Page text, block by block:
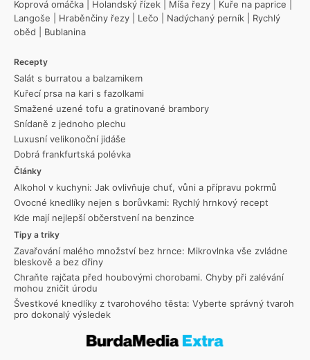
Koprová omáčka
Holandský řízek Míša řezy Kuře na paprice
Langoše
Hraběnčiny řezy Lečo Nadýchaný perník
Rychlý
oběd
Bublanina
Recepty
Salát s burratou a balzamikem
Kuřecí prsa na kari s fazolkami
Smažené uzené tofu a gratinované brambory
Snídaně z jednoho plechu
Luxusní velikonoční jidáše
Dobrá frankfurtská polévka
Články
Alkohol v kuchyni: Jak ovlivňuje chuť, vůni a přípravu pokrmů
Ovocné knedlíky nejen s borůvkami: Rychlý hrnkový recept
Kde mají nejlepší občerstvení na benzince
Tipy a triky
Zavařování malého množství bez hrnce: Mikrovlnka vše zvládne
bleskově a bez dřiny
Chraňte rajčata před houbovými chorobami. Chyby při zalévání
mohou zničit úrodu
Švestkové knedlíky z tvarohového těsta: Vyberte správný tvaroh
pro dokonalý výsledek